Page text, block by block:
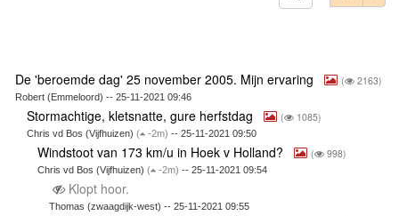
De 'beroemde dag' 25 november 2005. Mijn ervaring ( 2163)
Robert (Emmeloord) -- 25-11-2021 09:46
Stormachtige, kletsnatte, gure herfstdag ( 1085)
Chris vd Bos (Vijfhuizen) ( -2m) -- 25-11-2021 09:50
Windstoot van 173 km/u in Hoek v Holland? ( 998)
Chris vd Bos (Vijfhuizen)( -2m) -- 25-11-2021 09:54
Klopt hoor.
Thomas (zwaagdijk-west) -- 25-11-2021 09:55